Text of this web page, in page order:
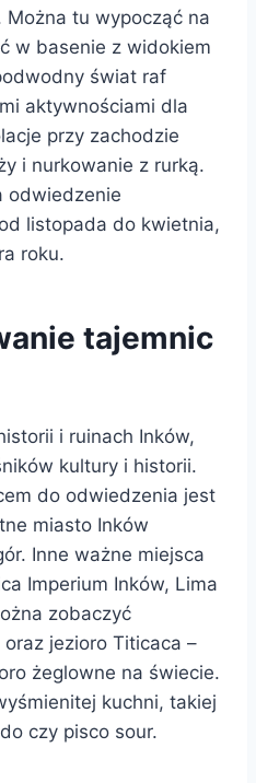
tu wypocząć na
w basenie z widokiem
świat raf
aktywnościami dla
przy zachodzie
i nurkowanie z rurką.
odwiedzenie
listopada do kwietnia,
roku.
tajemnic
i ruinach Inków,
kultury i historii.
do odwiedzenia jest
miasto Inków
Inne ważne miejsca
Imperium Inków, Lima
zobaczyć
jezioro Titicaca –
żeglowne na świecie.
kuchni, takiej
czy pisco sour.